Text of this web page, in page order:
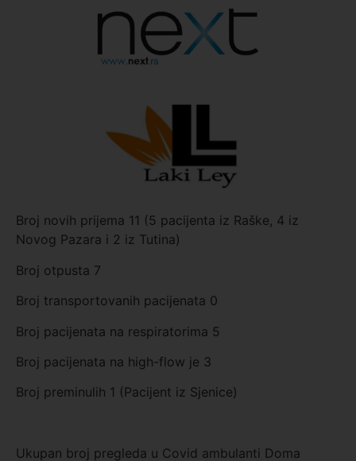
Broj novih prijema 11 (5 pacijenta iz Raške, 4 iz
Novog Pazara i 2 iz Tutina)
Broj otpusta 7
Broj transportovanih pacijenata 0
Broj pacijenata na respiratorima 5
Broj pacijenata na high-flow je 3
Broj preminulih 1 (Pacijent iz Sjenice)
Ukupan broj pregleda u Covid ambulanti Doma